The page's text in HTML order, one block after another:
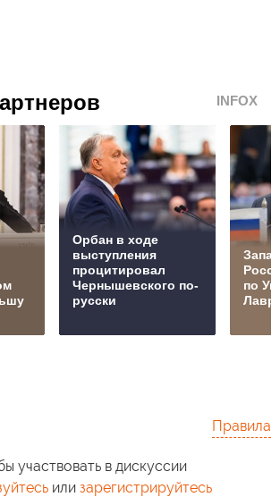
INFOX
Орбан в ходе
выступления
процитировал
Чернышевского по-
русски
по
Правила
участвовать в дискуссии
или зарегистрируйтесь